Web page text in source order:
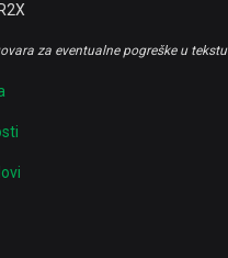
za eventualne pogreške u tekstu